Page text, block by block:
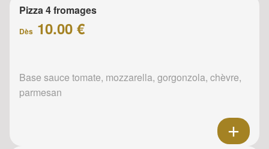
Pizza 4 fromages
Dès 10.00 €
Base sauce tomate, mozzarella, gorgonzola, chèvre,
parmesan